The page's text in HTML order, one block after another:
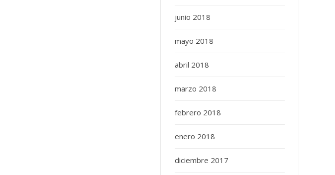
junio 2018
mayo 2018
abril 2018
marzo 2018
febrero 2018
enero 2018
diciembre 2017